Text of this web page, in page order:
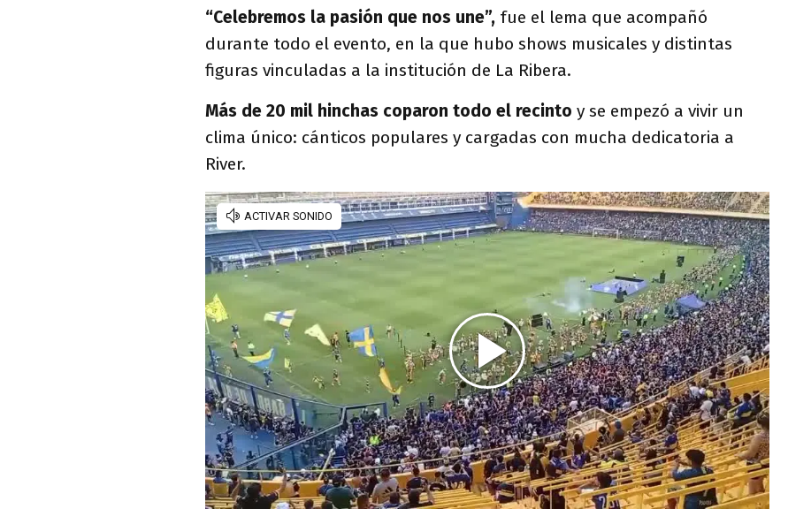
“Celebremos la pasión que nos une”, fue el lema que acompañó
durante todo el evento, en la que hubo shows musicales y distintas
figuras vinculadas a la institución de La Ribera.
Más de 20 mil hinchas coparon todo el recinto y se empezó a vivir un
clima único: cánticos populares y cargadas con mucha dedicatoria a
River.